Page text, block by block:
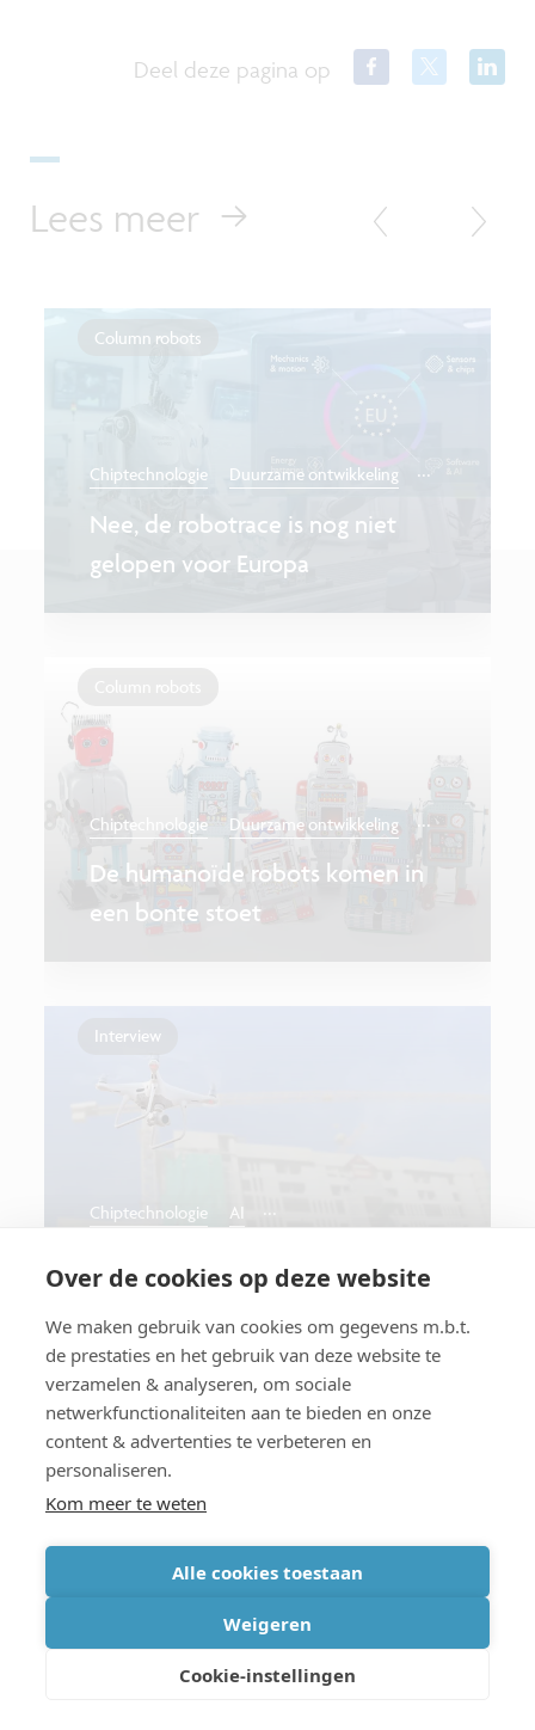
Over de cookies op deze website
We maken gebruik van cookies om gegevens m.b.t.
de prestaties en het gebruik van deze website te
verzamelen & analyseren, om sociale
netwerkfunctionaliteiten aan te bieden en onze
content & advertenties te verbeteren en
personaliseren.
Kom meer te weten
Alle cookies toestaan
Weigeren
Cookie-instellingen
Deel deze pagina op
Lees meer
Column robots
Chiptechnologie Duurzame ontwikkeling ...
Nee, de robotrace is nog niet
gelopen voor Europa
Chiptechnologie Duurzame ontwikkeling ...
De humanoïde robots komen in
een bonte stoet
Interview
Chiptechnologie AI ...
AI en robots op de werf
In de diepte
Smart health
AI ...
Hoe de synergie tussen
technologie en menselijke
biologische productieprocessen
kan transformeren